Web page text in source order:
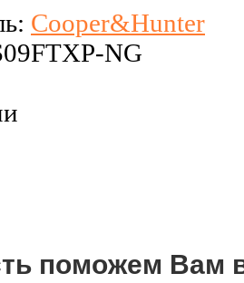
Сooper&Hunter
NG
поможем Вам